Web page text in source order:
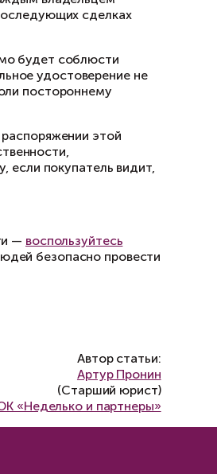
а в права наследования
невозможно
права
опеки.
передаются в
в общей долевой
в долях, а за